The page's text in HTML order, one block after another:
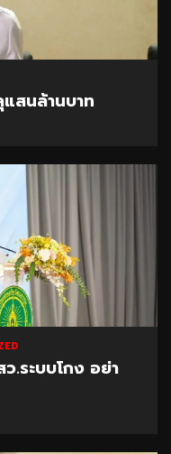
สนล้านบาท
.ระบบโกง อย่า